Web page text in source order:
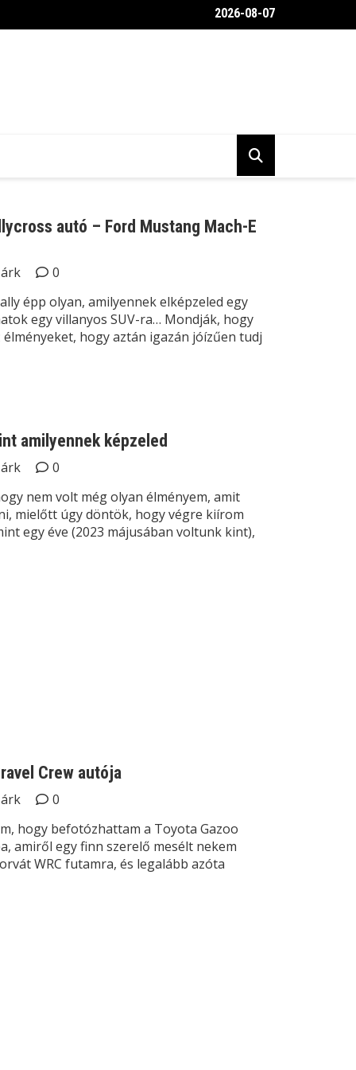
2026-08-07
autó – Ford Mustang Mach-E
0
épp olyan, amilyennek elképzeled egy
egy villanyos SUV-ra… Mondják, hogy
hogy aztán igazán jóízűen tudj
amilyennek képzeled
0
nem volt még olyan élményem, amit
mielőtt úgy döntök, hogy végre kiírom
egy éve (2023 májusában voltunk kint),
Crew autója
0
hogy befotózhattam a Toyota Gazoo
amiről egy finn szerelő mesélt nekem
WRC futamra, és legalább azóta